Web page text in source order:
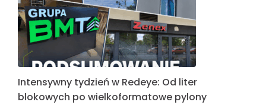
Intensywny tydzień w Redeye: Od liter
blokowych po wielkoformatowe pylony